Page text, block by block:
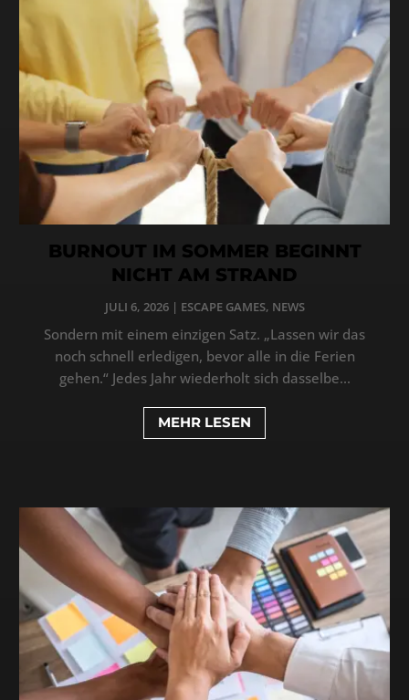
BURNOUT IM SOMMER BEGINNT
NICHT AM STRAND
JULI 6, 2026| ESCAPE GAMES, NEWS
Sondern mit einem einzigen Satz. „Lassen wir das
noch schnell erledigen, bevor alle in die Ferien
gehen.“ Jedes Jahr wiederholt sich dasselbe...
MEHR LESEN